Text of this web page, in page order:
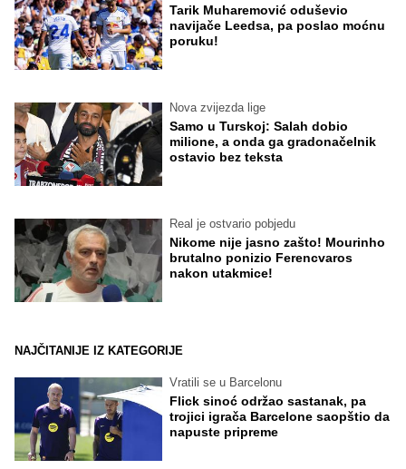
Tarik Muharemović oduševio
navijače Leedsa, pa poslao moćnu
poruku!
Nova zvijezda lige
Samo u Turskoj: Salah dobio
milione, a onda ga gradonačelnik
ostavio bez teksta
Real je ostvario pobjedu
Nikome nije jasno zašto! Mourinho
brutalno ponizio Ferencvaros
nakon utakmice!
NAJČITANIJE IZ KATEGORIJE
Vratili se u Barcelonu
Flick sinoć održao sastanak, pa
trojici igrača Barcelone saopštio da
napuste pripreme